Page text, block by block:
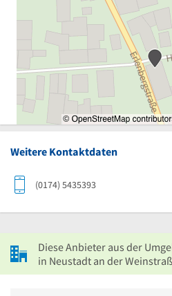
Weitere Kontaktdaten
(0174) 5435393
Diese Anbieter aus der
in Neustadt an der